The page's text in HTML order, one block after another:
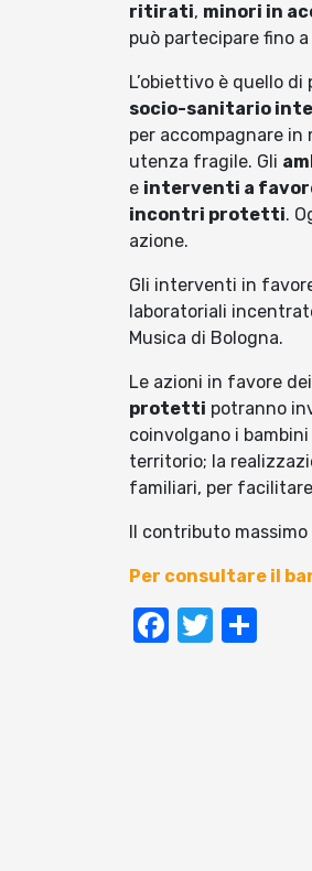
ritirati, minori in
può partecipare fino
L’obiettivo è quello di
socio-sanitario
per accompagnare
utenza fragile. Gli
e interventi a
incontri protetti.
azione.
Gli interventi in
laboratoriali
Musica di Bologna.
Le azioni in favore dei
protetti potranno
coinvolgano i
territorio; la
familiari, per
Il contributo
Per consultare il
Facebook
Twitter